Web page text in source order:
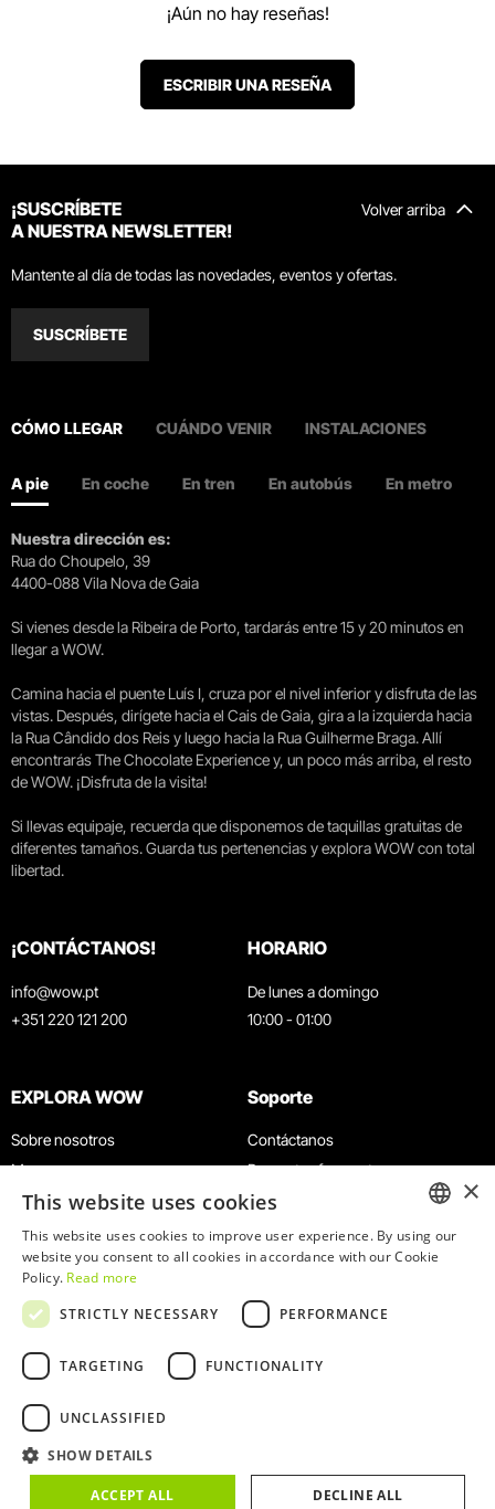
¡Aún no hay reseñas!
ESCRIBIR UNA RESEÑA
Volver arriba
¡SUSCRÍBETE
A NUESTRA NEWSLETTER!
Mantente al día de todas las novedades, eventos y ofertas.
SUSCRÍBETE
CÓMO LLEGAR CUÁNDO VENIR INSTALACIONES
A pie En coche En tren En autobús En metro
Nuestra dirección es:
Rua do Choupelo, 39
4400-088 Vila Nova de Gaia
Si vienes desde la Ribeira de Porto, tardarás entre 15 y 20 minutos en
llegar a WOW.
Camina hacia el puente Luís I, cruza por el nivel inferior y disfruta de las
vistas. Después, dirígete hacia el Cais de Gaia, gira a la izquierda hacia
la Rua Cândido dos Reis y luego hacia la Rua Guilherme Braga. Allí
encontrarás The Chocolate Experience y, un poco más arriba, el resto
de WOW. ¡Disfruta de la visita!
Si llevas equipaje, recuerda que disponemos de taquillas gratuitas de
diferentes tamaños. Guarda tus pertenencias y explora WOW con total
libertad.
¡CONTÁCTANOS!
info@wow.pt
+351 220 121 200
HORARIO
De lunes a domingo
10:00 - 01:00
EXPLORA WOW
Sobre nosotros
Museos
Agenda
Noticias
Restaurantes
Tarjeta WOW
Grupos y eventos
Servicio educativo
Soporte
Contáctanos
Preguntas frecuentes
Términos y condiciones
Política de privacidad y cookies
Trabaja con nosotros
Libro de reclamaciones
© 2026
WOW
ENGLISH
×
This website uses cookies
This website uses cookies to improve user experience. By using our
website you consent to all cookies in accordance with our Cookie
Policy. Read more
STRICTLY NECESSARY
PERFORMANCE
TARGETING FUNCTIONALITY
UNCLASSIFIED
SHOW DETAILS
ACCEPT ALL DECLINE ALL